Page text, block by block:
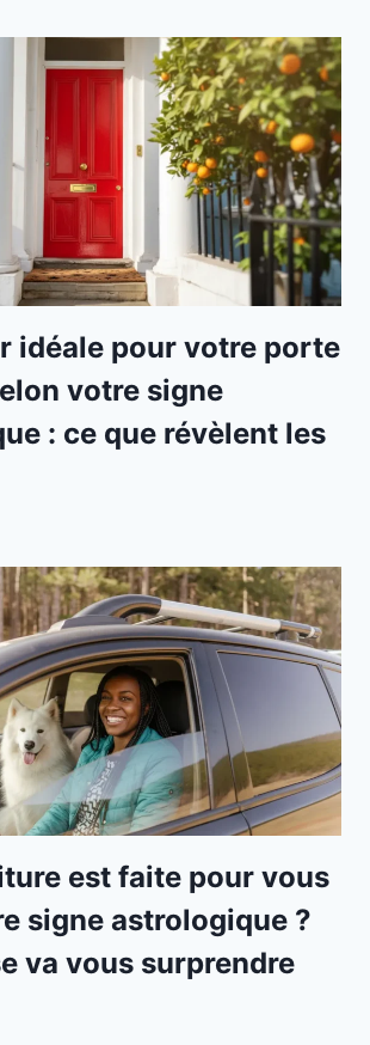
idéale pour votre porte
votre signe
: ce que révèlent les
est faite pour vous
signe astrologique ?
va vous surprendre